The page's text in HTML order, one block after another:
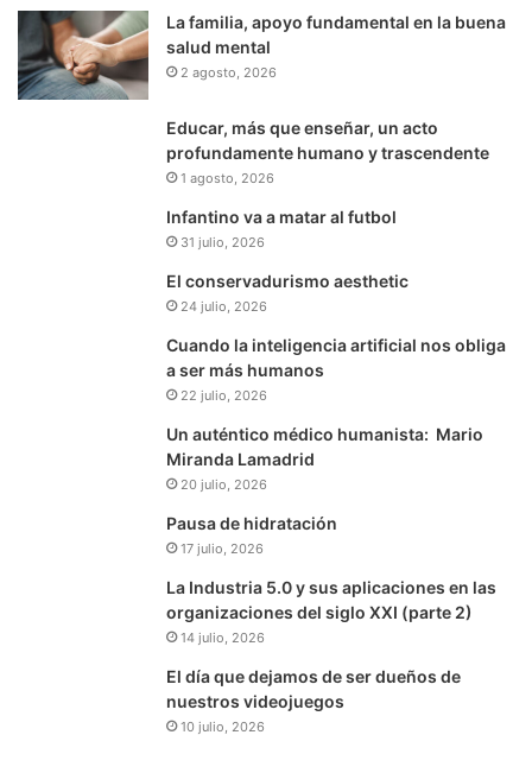
La familia, apoyo fundamental en la buena
salud mental
2 agosto, 2026
Educar, más que enseñar, un acto
profundamente humano y trascendente
1 agosto, 2026
Infantino va a matar al futbol
31 julio, 2026
El conservadurismo aesthetic
24 julio, 2026
Cuando la inteligencia artificial nos obliga
a ser más humanos
22 julio, 2026
Un auténtico médico humanista: Mario
Miranda Lamadrid
20 julio, 2026
Pausa de hidratación
17 julio, 2026
La Industria 5.0 y sus aplicaciones en las
organizaciones del siglo XXI (parte 2)
14 julio, 2026
El día que dejamos de ser dueños de
nuestros videojuegos
10 julio, 2026